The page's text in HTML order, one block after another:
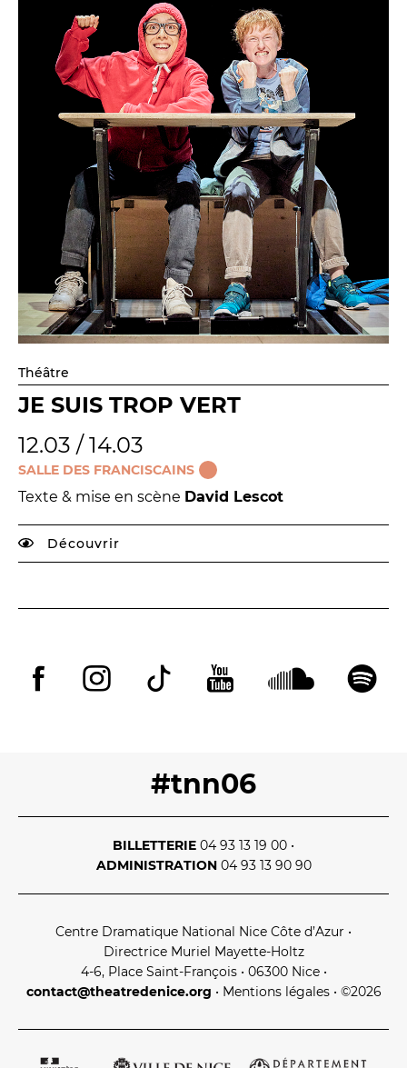
Théâtre
JE SUIS TROP VERT
12.03 / 14.03
SALLE DES FRANCISCAINS
Texte & mise en scène David Lescot
Découvrir
#tnn06
BILLETTERIE 04 93 13 19 00 •
ADMINISTRATION 04 93 13 90 90
Centre Dramatique National Nice Côte d’Azur •
Directrice Muriel Mayette‑Holtz
4‑6, Place Saint‑François • 06300 Nice •
contact@theatredenice.org • Mentions légales• ©2026